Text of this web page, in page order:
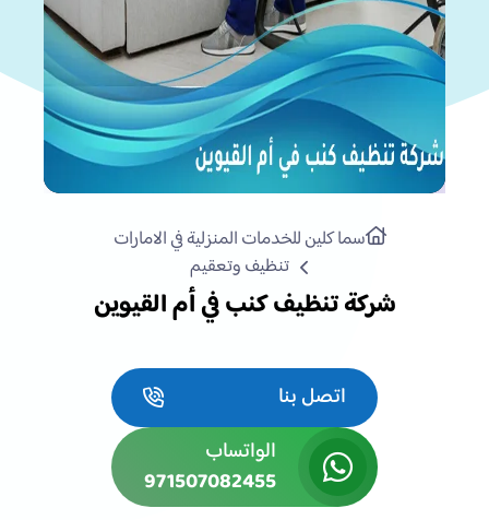
سما كلين للخدمات المنزلية في الامارات
تنظيف وتعقيم
شركة تنظيف كنب في أم القيوين
اتصل بنا
الواتساب
971507082455